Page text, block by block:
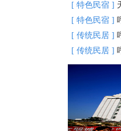
[ 特色民宿 ]
[ 特色民宿 ]
[ 传统民居 ]
[ 传统民居 ]